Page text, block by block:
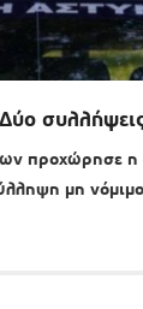
προχώρησε η
μη